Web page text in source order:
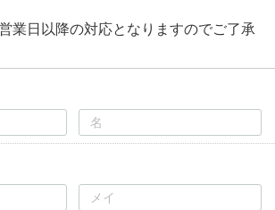
%D0%B2
%E2%80%93 %D0%9C.%2c 1994. %E2%80%93
%E9%AF%A8%E9%AD%9A
%EC%9B%B9%ED%88%B0
vw passat b7
%D1%84%D0%B3%D0%B2%D1%88%D1%89 478
業日以降の対応となりますのでご了承